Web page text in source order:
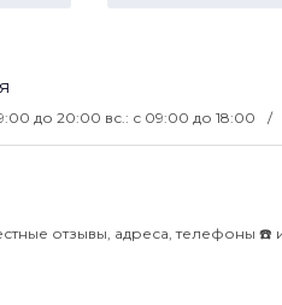
до 20:00 вс.: с 09:00 до 18:00
отзывы, адреса, телефоны ☎️